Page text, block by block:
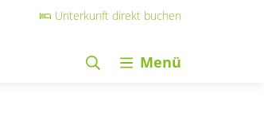
Unterkunft direkt buchen
Menü